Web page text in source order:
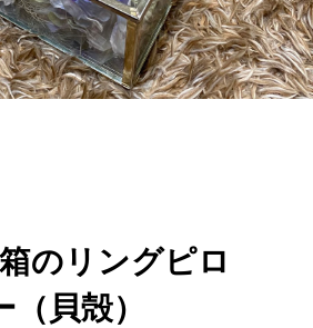
のリングピロ
（貝殻）